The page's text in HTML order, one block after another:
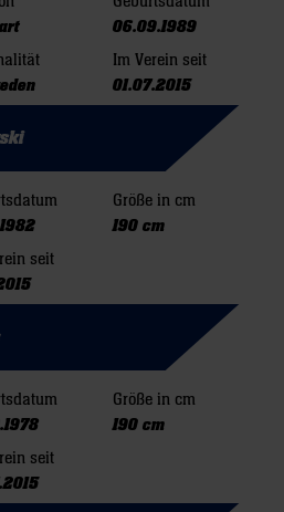
06.09.1989
Im Verein seit
01.07.2015
Größe in cm
190 cm
seit
Größe in cm
190 cm
seit